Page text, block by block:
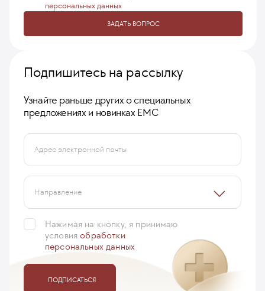
персональных данных
ЗАДАТЬ ВОПРОС
Подпишитесь на рассылку
Узнайте раньше других о специальных
предложениях и новинках ЕМС
Адрес электронной почты
Направление
Нажимая на кнопку, я принимаю
условияобработки
персональных данных
ПОДПИСАТЬСЯ